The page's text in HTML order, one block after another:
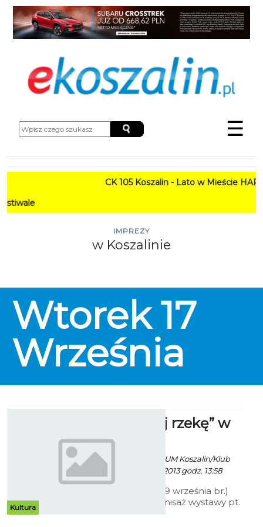
☰
CK 105 Koszalin - Lato w Mieście
IMPREZY
w Koszalinie
Wtorek 17
Września
Kultura
„Zaadoptuj rzekę” w
ratuszu
Paweł Kaczor / info. UM Koszalin/Klub
"Gaja" - 9 Września 2013 godz. 13:58
W poniedziałek (9 września br.)
miał miejsce wernisaż wystawy pt.